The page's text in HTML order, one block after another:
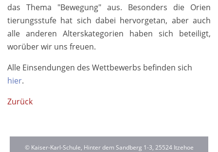
das Thema "Bewegung" aus. Besonders die Orien
tierungsstufe hat sich dabei hervorgetan, aber auch
alle anderen Alterskategorien haben sich beteiligt,
worüber wir uns freuen.
Alle Ein­sendun­gen des Wett­bewerbs be­finden sich
hier.
Zurück
© Kaiser-Karl-Schule, Hinter dem Sandberg 1-3, 25524 Itzehoe